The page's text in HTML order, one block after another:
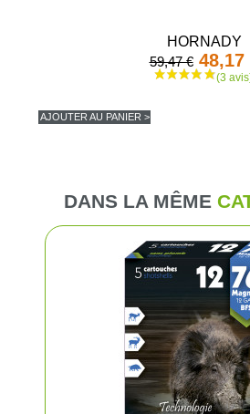
HORNADY
59,47 € 48,17
AJOUTER AU PANIER >
DANS LA MÊME